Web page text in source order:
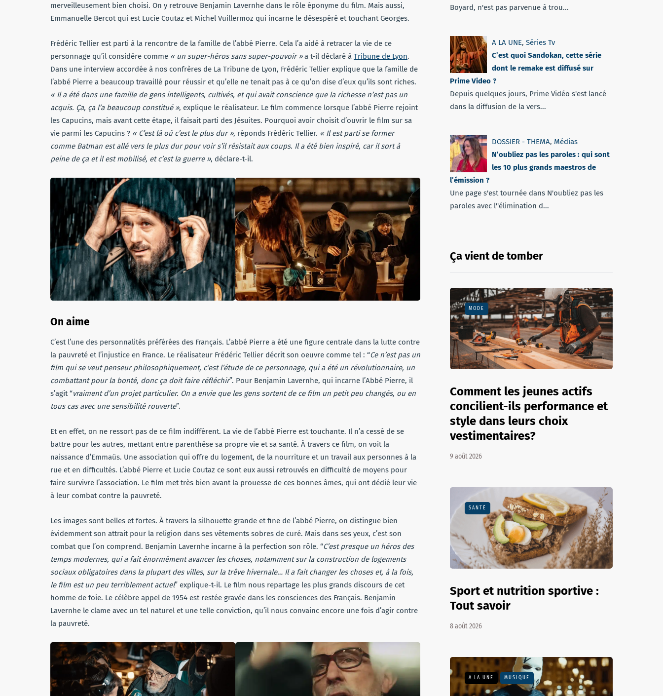
merveilleusement bien choisi. On y retrouve Benjamin Lavernhe dans le rôle éponyme du film. Mais aussi,
Emmanuelle Bercot qui est Lucie Coutaz et Michel Vuillermoz qui incarne le désespéré et touchant Georges.
Frédéric Tellier est parti à la rencontre de la famille de l’abbé Pierre. Cela l’a aidé à retracer la vie de ce
personnage qu’il considère comme « un super-héros sans super-pouvoir »a t-il déclaré à Tribune de Lyon.
Dans une interview accordée à nos confrères de La Tribune de Lyon, Frédéric Tellier explique que la famille de
l’abbé Pierre a beaucoup travaillé pour réussir et qu’elle ne tenait pas à ce qu’on dise d’eux qu’ils sont riches.
« Il a été dans une famille de gens intelligents, cultivés, et qui avait conscience que la richesse n’est pas un
acquis. Ça, ça l’a beaucoup constitué », explique le réalisateur. Le film commence lorsque l’abbé Pierre rejoint
les Capucins, mais avant cette étape, il faisait parti des Jésuites. Pourquoi avoir choisit d’ouvrir le film sur sa
vie parmi les Capucins ? « C’est là où c’est le plus dur », réponds Frédéric Tellier. « Il est parti se former
comme Batman est allé vers le plus dur pour voir s’il résistait aux coups. Il a été bien inspiré, car il sort à
peine de ça et il est mobilisé, et c’est la guerre », déclare-t-il.
On aime
C’est l’une des personnalités préférées des Français. L’abbé Pierre a été une figure centrale dans la lutte contre
la pauvreté et l’injustice en France. Le réalisateur Frédéric Tellier décrit son oeuvre comme tel : “Ce n’est pas un
film qui se veut penseur philosophiquement, c’est l’étude de ce personnage, qui a été un révolutionnaire, un
combattant pour la bonté, donc ça doit faire réfléchir”. Pour Benjamin Lavernhe, qui incarne l’Abbé Pierre, il
s’agit “vraiment d’un projet particulier. On a envie que les gens sortent de ce film un petit peu changés, ou en
tous cas avec une sensibilité rouverte”.
Et en effet, on ne ressort pas de ce film indifférent. La vie de l’abbé Pierre est touchante. Il n’a cessé de se
battre pour les autres, mettant entre parenthèse sa propre vie et sa santé. À travers ce film, on voit la
naissance d’Emmaüs. Une association qui offre du logement, de la nourriture et un travail aux personnes à la
rue et en difficultés. L’abbé Pierre et Lucie Coutaz ce sont eux aussi retrouvés en difficulté de moyens pour
faire survivre l’association. Le film met très bien avant la prouesse de ces bonnes âmes, qui ont dédié leur vie
à leur combat contre la pauvreté.
Les images sont belles et fortes. À travers la silhouette grande et fine de l’abbé Pierre, on distingue bien
évidemment son attrait pour la religion dans ses vêtements sobres de curé. Mais dans ses yeux, c’est son
combat que l’on comprend. Benjamin Lavernhe incarne à la perfection son rôle. “C’est presque un héros des
temps modernes, qui a fait énormément avancer les choses, notamment sur la construction de logements
sociaux obligatoires dans la plupart des villes, sur la trêve hivernale… Il a fait changer les choses et, à la fois,
le film est un peu terriblement actuel” explique-t-il. Le film nous repartage les plus grands discours de cet
homme de foie. Le célèbre appel de 1954 est restée gravée dans les consciences des Français. Benjamin
Lavernhe le clame avec un tel naturel et une telle conviction, qu’il nous convainc encore une fois d’agir contre
la pauvreté.
Boyard, n'est pas parvenue à trou...
A LA UNE, Séries Tv
C’est quoi Sandokan, cette série
dont le remake est diffusé sur
Prime Video ?
Depuis quelques jours, Prime Vidéo s'est lancé
dans la diffusion de la vers...
DOSSIER - THEMA, Médias
N’oubliez pas les paroles : qui sont
les 10 plus grands maestros de
l’émission ?
Une page s'est tournée dans N'oubliez pas les
paroles avec l''élimination d...
Ça vient de tomber
MODE
Comment les jeunes actifs
concilient-ils performance et
style dans leurs choix
vestimentaires?
9 août 2026
SANTÉ
Sport et nutrition sportive :
Tout savoir
8 août 2026
A LA UNE MUSIQUE